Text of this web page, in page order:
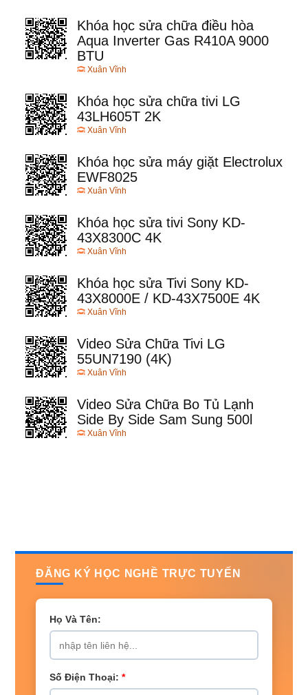
Khóa học sửa chữa điều hòa
Aqua Inverter Gas R410A 9000
BTU
Xuân Vĩnh
Khóa học sửa chữa tivi LG
43LH605T 2K
Xuân Vĩnh
Khóa học sửa máy giặt Electrolux
EWF8025
Xuân Vĩnh
Khóa học sửa tivi Sony KD-
43X8300C 4K
Xuân Vĩnh
Khóa học sửa Tivi Sony KD-
43X8000E / KD-43X7500E 4K
Xuân Vĩnh
Video Sửa Chữa Tivi LG
55UN7190 (4K)
Xuân Vĩnh
Video Sửa Chữa Bo Tủ Lạnh
Side By Side Sam Sung 500l
Xuân Vĩnh
ĐĂNG KÝ HỌC NGHỀ TRỰC TUYẾN
Họ Và Tên:
Số Điện Thoại: *